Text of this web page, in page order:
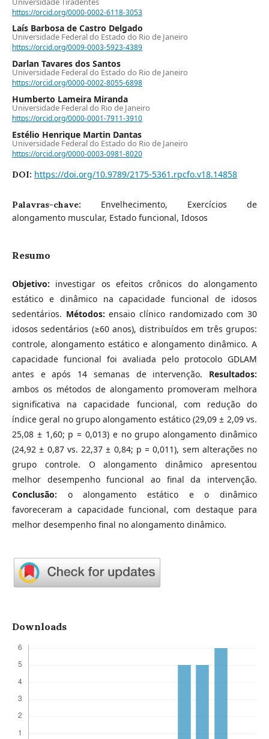
https://orcid.org/0000-0002-6118-3053
Laís Barbosa de Castro Delgado
Universidade Federal do Estado do Rio de Janeiro
https://orcid.org/0009-0003-5923-4389
Darlan Tavares dos Santos
Universidade Federal do Estado do Rio de Janeiro
https://orcid.org/0000-0002-8055-6898
Humberto Lameira Miranda
Universidade Federal do Rio de Janeiro
https://orcid.org/0000-0001-7911-3910
Estélio Henrique Martin Dantas
Universidade Federal do Estado do Rio de Janeiro
https://orcid.org/0000-0003-0981-8020
DOI: https://doi.org/10.9789/2175-5361.rpcfo.v18.14858
Palavras-chave: Envelhecimento, Exercícios de
alongamento muscular, Estado funcional, Idosos
Resumo
Objetivo: investigar os efeitos crônicos do alongamento
estático e dinâmico na capacidade funcional de idosos
sedentários. Métodos:ensaio clínico randomizado com 30
idosos sedentários (≥60 anos), distribuídos em três grupos:
controle, alongamento estático e alongamento dinâmico. A
capacidade funcional foi avaliada pelo protocolo GDLAM
antes e após 14 semanas de intervenção. Resultados:
ambos os métodos de alongamento promoveram melhora
significativa na capacidade funcional, com redução do
índice geral no grupo alongamento estático (29,09 ± 2,09 vs.
25,08 ± 1,60; p = 0,013) e no grupo alongamento dinâmico
(24,92 ± 0,87 vs. 22,37 ± 0,84; p = 0,011), sem alterações no
grupo controle. O alongamento dinâmico apresentou
melhor desempenho funcional ao final da intervenção.
Conclusão: o alongamento estático e o dinâmico
favoreceram a capacidade funcional, com destaque para
melhor desempenho final no alongamento dinâmico.
Downloads